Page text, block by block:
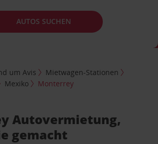
AUTOS SUCHEN
um Avis
Mietwagen-Stationen
Mexiko Monterrey
Autovermietung,
gemacht